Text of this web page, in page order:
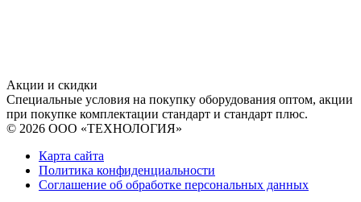
Акции и скидки
Специальные условия на покупку оборудования оптом, акции
при покупке комплектации стандарт и стандарт плюс.
© 2026 ООО «ТЕХНОЛОГИЯ»
Карта сайта
Политика конфиденциальности
Соглашение об обработке персональных данных